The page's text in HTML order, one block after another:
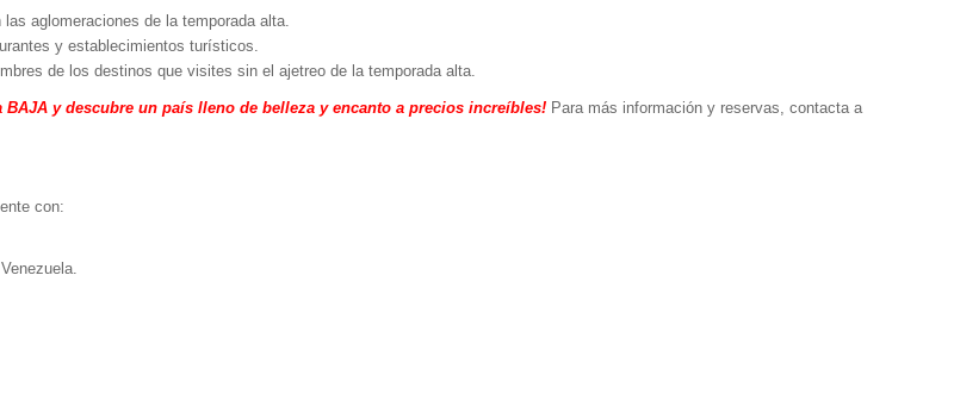
aglomeraciones de la temporada alta.
y establecimientos turísticos.
de los destinos que visites sin el ajetreo de la temporada alta.
y descubre un país lleno de belleza y encanto a precios increíbles! Para más información y reservas, contacta a
con: